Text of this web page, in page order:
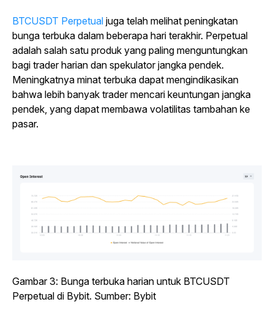
BTCUSDT Perpetual juga telah melihat peningkatan
bunga terbuka dalam beberapa hari terakhir. Perpetual
adalah salah satu produk yang paling menguntungkan
bagi trader harian dan spekulator jangka pendek.
Meningkatnya minat terbuka dapat mengindikasikan
bahwa lebih banyak trader mencari keuntungan jangka
pendek, yang dapat membawa volatilitas tambahan ke
pasar.
Gambar 3: Bunga terbuka harian untuk BTCUSDT
Perpetual di Bybit. Sumber: Bybit